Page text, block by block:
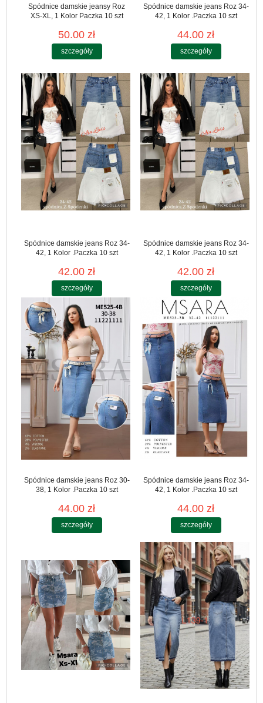
Spódnice damskie jeansy Roz
XS-XL, 1 Kolor Paczka 10 szt
50.00 zł
szczegóły
Spódnice damskie jeans Roz 34-
42, 1 Kolor .Paczka 10 szt
44.00 zł
szczegóły
Spódnice damskie jeans Roz 34-
42, 1 Kolor .Paczka 10 szt
42.00 zł
szczegóły
Spódnice damskie jeans Roz 34-
42, 1 Kolor .Paczka 10 szt
42.00 zł
szczegóły
Spódnice damskie jeans Roz 30-
38, 1 Kolor .Paczka 10 szt
44.00 zł
szczegóły
Spódnice damskie jeans Roz 34-
42, 1 Kolor .Paczka 10 szt
44.00 zł
szczegóły